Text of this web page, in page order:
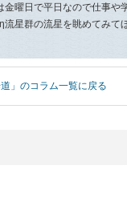
曜日で平日なので仕事や
星群の流星を眺めてみて
道」のコラム一覧に戻る